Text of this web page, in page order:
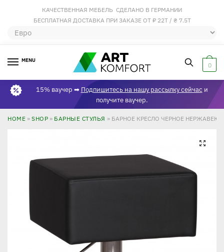
КАЧЕСТВЕННАЯ МЕБЕЛЬ СДЕЛАНО В ГЕРМАНИИ
БЕСПЛАТНАЯ ДОСТАВКА ПРИ ЗАКАЗЕ ОТ ₽ 22Т / ₴ 7.5Т
MENU
0
15% ваучер ➡ Подпишитесь на нашу рассылку сейчас и
получите ваучер.
HOME » SHOP » БАРНЫЕ СТУЛЬЯ » БАРНОЕ КРЕСЛО ЧЕРНОЕ
🔍